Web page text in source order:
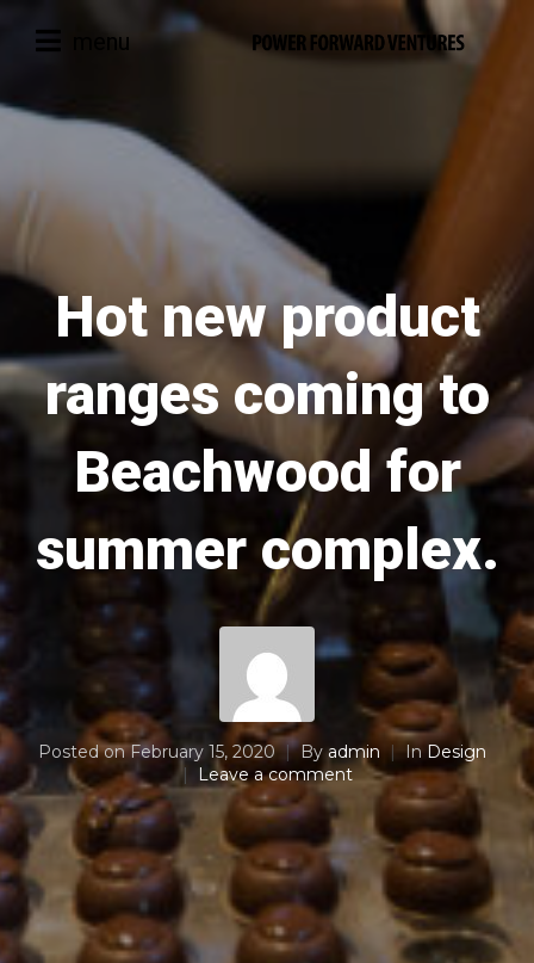
menu
Hot new product
ranges coming to
Beachwood for
summer complex.
Posted onFebruary 15, 2020 Byadmin InDesign
Leave a comment